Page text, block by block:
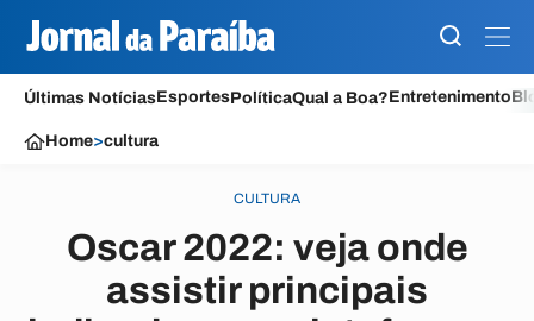
Últimas NotíciasEsportesPolíticaQual a Boa?Entretenimento
Home>cultura
CULTURA
Oscar 2022: veja onde
assistir principais